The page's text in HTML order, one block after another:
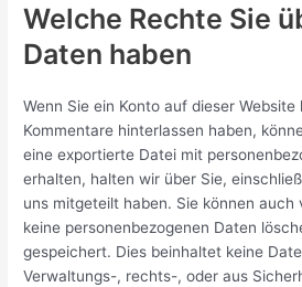
Welche Rechte Sie
Daten haben
Wenn Sie ein Konto auf dieser Website
Kommentare hinterlassen haben,
eine exportierte Datei mit
erhalten, halten wir über Sie,
uns mitgeteilt haben. Sie können auch
keine personenbezogenen Daten
gespeichert. Dies beinhaltet keine
Verwaltungs-, rechts-, oder aus